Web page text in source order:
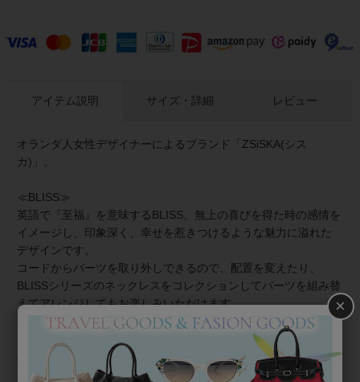
アイテム説明
オランダ人女性デザイナーによるブランド「ZSiSKA(シス
カ)」。
≪BLISS≫
英語で『至福』を意味するBLISS。無上の喜びを得た時の感情を
イメージし、印象深く、幸せを惹きつけるような魅力に溢れた
デザインです。
コードからパーツを取り外しできるので、配置を変えたり、
BLISSシリーズのネックレスをコレクションしてパーツを組み替
えてアレンジしてもお楽しみいただけます。
＞BLISSのネックレスはこちら
About ZSiSKA/シスカとは
上質な樹脂、ポリエステルレジンの特性を活かし、ガラスのよ
サイズ・詳細 レビュー
×